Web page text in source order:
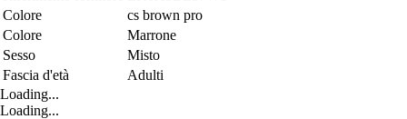
Colore
cs brown pro
Colore
Marrone
Sesso
Misto
Fascia d'età
Adulti
Loading...
Loading...